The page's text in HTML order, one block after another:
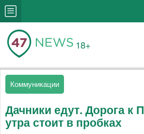
18+
Коммуникации
Дачники едут. Дорога к
утра стоит в пробках